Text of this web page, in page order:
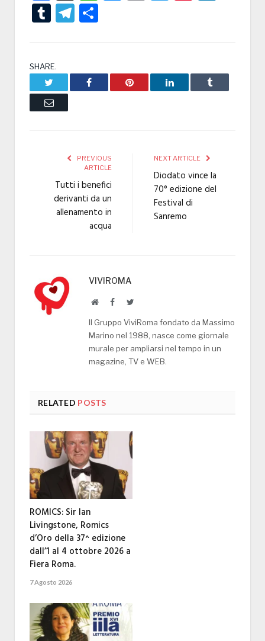
TumblrTelegram
SHARE.
Facebook Pinterest LinkedIn Tumblr
Email
PREVIOUS
ARTICLE
Tutti i benefici
derivanti da un
allenamento in
acqua
NEXT ARTICLE
Diodato vince la
70° edizione del
Festival di
Sanremo
VIVIROMA
WebsiteFacebookTwitter
Il Gruppo ViviRoma fondato da Massimo
Marino nel 1988, nasce come giornale
murale per ampliarsi nel tempo in un
magazine, TV e WEB.
RELATED POSTS
ROMICS: Sir Ian
Livingstone, Romics
d’Oro della 37^ edizione
dall’1 al 4 ottobre 2026 a
Fiera Roma.
7 Agosto 2026